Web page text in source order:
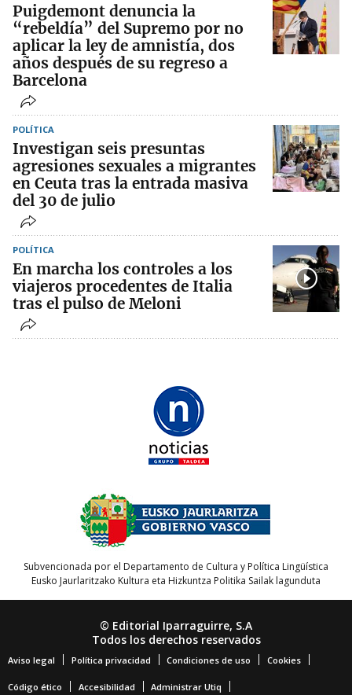
Puigdemont denuncia la
“rebeldía” del Supremo por no
aplicar la ley de amnistía, dos
años después de su regreso a
Barcelona
POLÍTICA
Investigan seis presuntas
agresiones sexuales a migrantes
en Ceuta tras la entrada masiva
del 30 de julio
POLÍTICA
En marcha los controles a los
viajeros procedentes de Italia
tras el pulso de Meloni
Subvencionada por el Departamento de Cultura y Política Lingüística
Eusko Jaurlaritzako Kultura eta Hizkuntza Politika Sailak lagunduta
© Editorial Iparraguirre, S.A
Todos los derechos reservados
Aviso legal Política privacidad Condiciones de uso Cookies
Código ético Accesibilidad Administrar Utiq